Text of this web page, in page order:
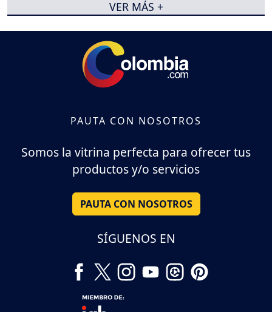
VER MÁS +
PAUTA CON NOSOTROS
Somos la vitrina perfecta para ofrecer tus
productos y/o servicios
PAUTA CON NOSOTROS
SÍGUENOS EN